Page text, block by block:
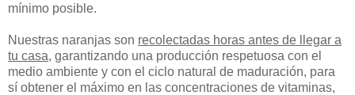
mínimo posible.
Nuestras naranjas son recolectadas horas antes de llegar a
tu casa, garantizando una producción respetuosa con el
medio ambiente y con el ciclo natural de maduración, para
sí obtener el máximo en las concentraciones de vitaminas,